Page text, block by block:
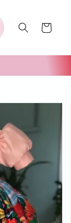
Carrello